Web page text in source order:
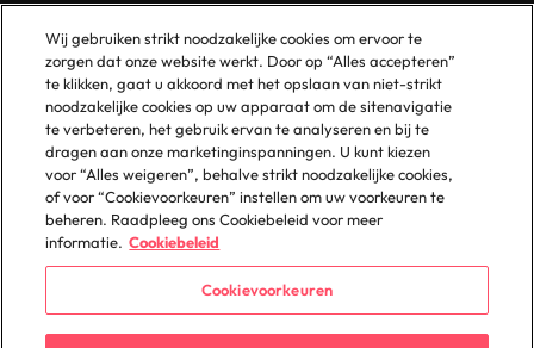
Our Policies
Privacybeleid
Cookies Policy
Policy Library
Gelijke Behandeling
Vestigingen
Amsterdam
Eindhoven
Rotterdam
Wij gebruiken strikt noodzakelijke cookies om ervoor te
zorgen dat onze website werkt. Door op “Alles accepteren”
te klikken, gaat u akkoord met het opslaan van niet-strikt
noodzakelijke cookies op uw apparaat om de sitenavigatie
te verbeteren, het gebruik ervan te analyseren en bij te
dragen aan onze marketinginspanningen. U kunt kiezen
voor “Alles weigeren”, behalve strikt noodzakelijke cookies,
of voor “Cookievoorkeuren” instellen om uw voorkeuren te
beheren. Raadpleeg ons Cookiebeleid voor meer
informatie. Cookiebeleid
Cookievoorkeuren